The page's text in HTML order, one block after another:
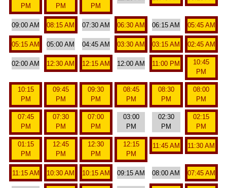
PM
PM
PM
09:00 AM 08:15 AM 07:30 AM 06:30 AM 06:15 AM 05:45 AM
05:15 AM 05:00 AM 04:45 AM 03:30 AM 03:15 AM 02:45 AM
02:00 AM 12:30 AM 12:15 AM 12:00 AM 11:00 PM
10:45
PM
10:15
PM
09:45
PM
09:30
PM
08:45
PM
08:30
PM
08:00
PM
07:45
PM
07:30
PM
07:00
PM
03:00
PM
02:30
PM
02:15
PM
01:15
PM
12:45
PM
12:30
PM
12:15
PM
11:45 AM 11:30 AM
11:15 AM 10:30 AM 10:15 AM 09:15 AM 08:00 AM 07:45 AM